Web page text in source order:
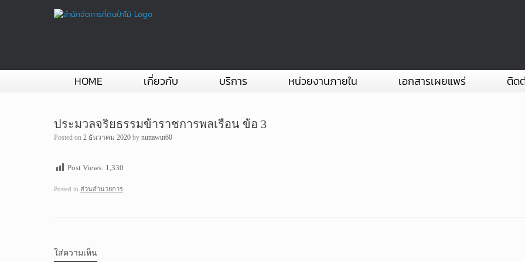
HOME เกี่ยวกับ บริการ หน่วยงานภายใน เอกสารเผยแพร่ ติด
ประมวลจริยธรรมข้าราชการพลเรือน ข้อ 3
Posted on 2 ธันวาคม 2020 by nuttawut60
Post Views: 1,330
Posted in ส่วนอำนวยการ
ใส่ความเห็น